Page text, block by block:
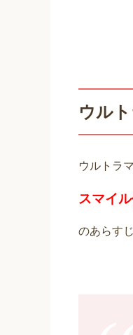
ウル
ウルトラ
スマイ
のあらす